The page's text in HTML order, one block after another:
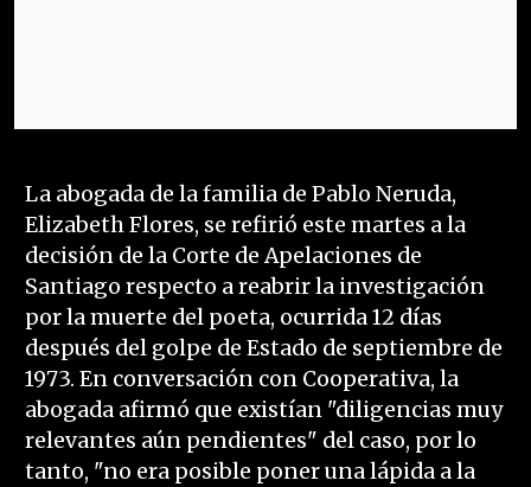
La abogada de la familia de Pablo Neruda,
Elizabeth Flores, se refirió este martes a la
decisión de la Corte de Apelaciones de
Santiago respecto a reabrir la investigación
por la muerte del poeta, ocurrida 12 días
después del golpe de Estado de septiembre de
1973. En conversación con Cooperativa, la
abogada afirmó que existían "diligencias muy
relevantes aún pendientes" del caso, por lo
tanto, "no era posible poner una lápida a la